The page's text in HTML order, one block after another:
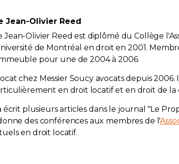
Jean-Olivier Reed
Jean-Olivier Reed est diplômé du Collège
de Montréal en droit en 2001.
pour une de 2004 à 2006.
chez Messier Soucy avocats depuis
en droit locatif et en droit de la
écrit plusieurs articles dans le journal "Le
des conférences aux membres de l'
en droit locatif.